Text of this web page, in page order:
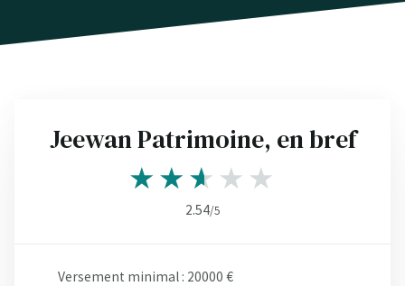
Jeewan Patrimoine, en bref
2.54/5
Versement minimal : 20000 €